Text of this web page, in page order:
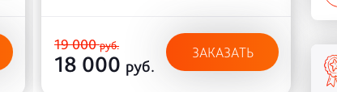
19 000руб.
18 000 руб.
ЗАКАЗАТЬ